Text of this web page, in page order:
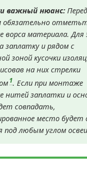
важный нюанс: Перед
обязательно
ворса материала. Для
заплатку и рядом с
зоной кусочки
на них стрелки
1. Если при монтаже
нитей заплатки и
совпадать,
место будет
под любым углом